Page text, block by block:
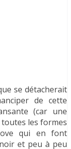
se détacherait
de cette
(car une
les formes
qui en font
et peu à peu